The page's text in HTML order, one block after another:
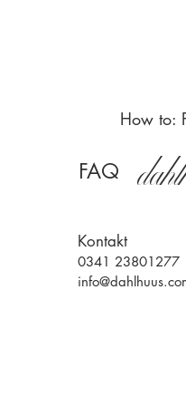
FAQ
How to:
Kontakt
0341 23801277